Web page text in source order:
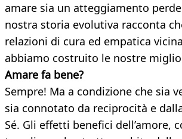
amare sia un atteggiamento
nostra storia evolutiva racconta
relazioni di cura ed empatica
abbiamo costruito le nostre
Amare fa bene?
Sempre! Ma a condizione che sia
sia connotato da reciprocità e
Sé. Gli effetti benefici dell’amore,